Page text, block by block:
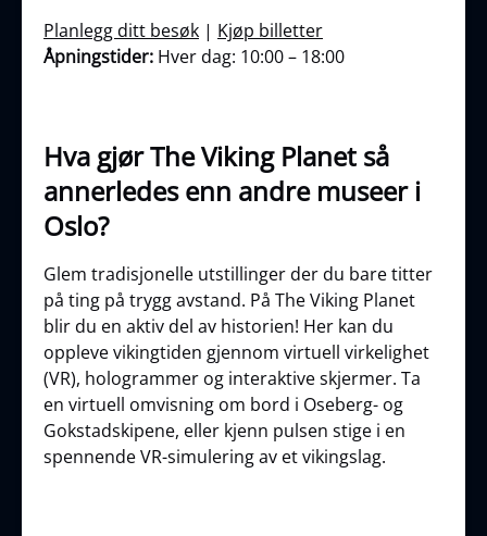
Planlegg ditt besøk | Kjøp billetter
Åpningstider: Hver dag: 10:00 – 18:00
Hva gjør The Viking Planet så
annerledes enn andre museer i
Oslo?
Glem tradisjonelle utstillinger der du bare titter
på ting på trygg avstand. På The Viking Planet
blir du en aktiv del av historien! Her kan du
oppleve vikingtiden gjennom virtuell virkelighet
(VR), hologrammer og interaktive skjermer. Ta
en virtuell omvisning om bord i Oseberg- og
Gokstadskipene, eller kjenn pulsen stige i en
spennende VR-simulering av et vikingslag.